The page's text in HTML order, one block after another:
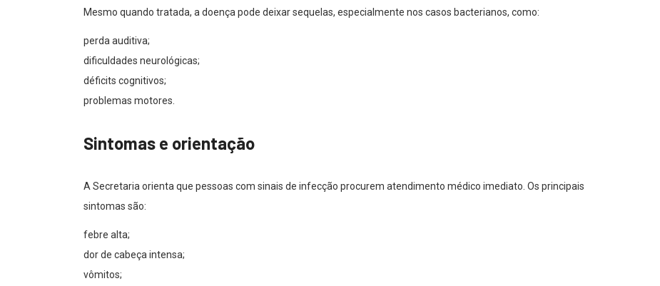
Mesmo quando tratada, a doença pode deixar sequelas, especialmente nos casos bacterianos, como:
perda auditiva;
dificuldades neurológicas;
déficits cognitivos;
problemas motores.
Sintomas e orientação
A Secretaria orienta que pessoas com sinais de infecção procurem atendimento médico imediato. Os principais
sintomas são:
febre alta;
dor de cabeça intensa;
vômitos;